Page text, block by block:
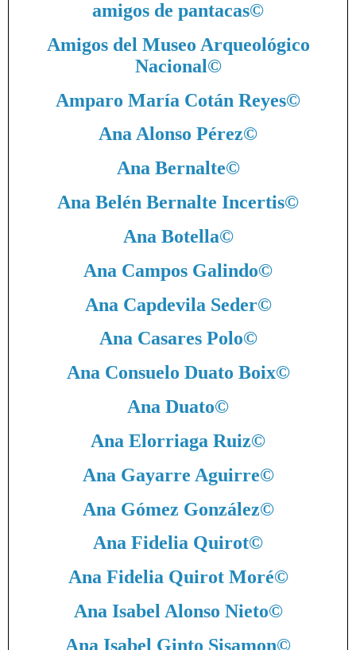
amigos de pantacas©
Amigos del Museo Arqueológico
Nacional©
Amparo María Cotán Reyes©
Ana Alonso Pérez©
Ana Bernalte©
Ana Belén Bernalte Incertis©
Ana Botella©
Ana Campos Galindo©
Ana Capdevila Seder©
Ana Casares Polo©
Ana Consuelo Duato Boix©
Ana Duato©
Ana Elorriaga Ruiz©
Ana Gayarre Aguirre©
Ana Gómez González©
Ana Fidelia Quirot©
Ana Fidelia Quirot Moré©
Ana Isabel Alonso Nieto©
Ana Isabel Ginto Sisamon©